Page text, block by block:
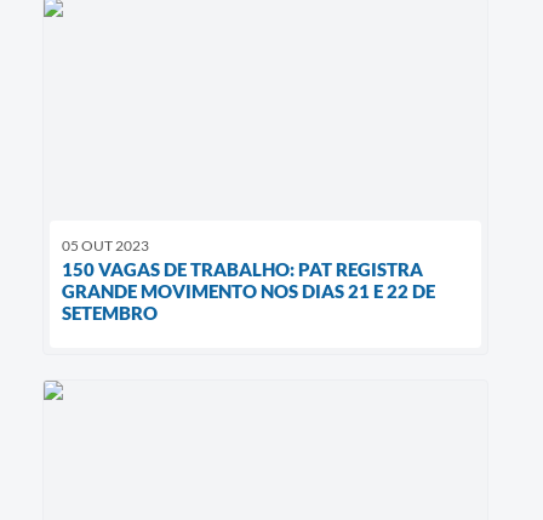
05 OUT 2023
150 VAGAS DE TRABALHO: PAT REGISTRA
GRANDE MOVIMENTO NOS DIAS 21 E 22 DE
SETEMBRO